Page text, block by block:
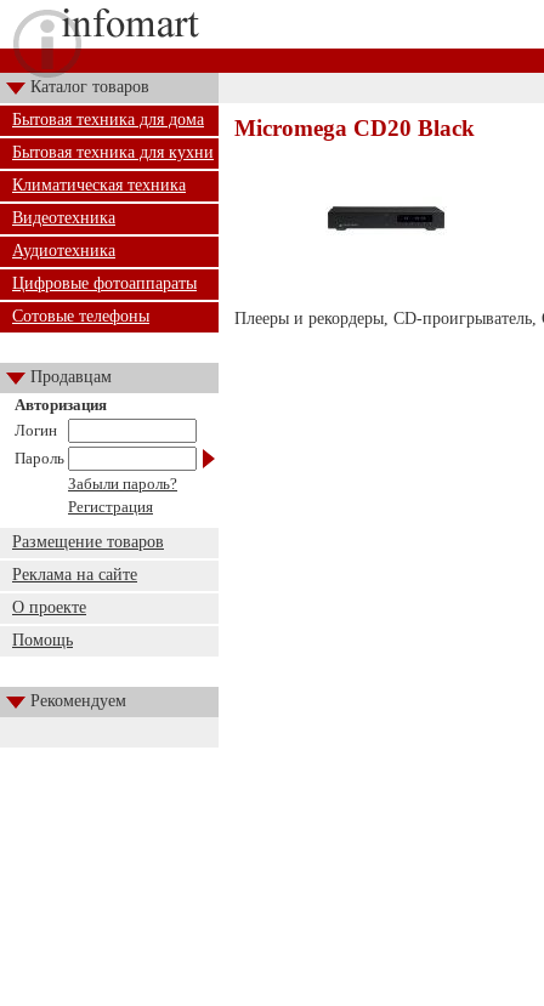
Каталог товаров
Бытовая техника для дома
Бытовая техника для кухни
Климатическая техника
Видеотехника
Аудиотехника
Цифровые фотоаппараты
Сотовые телефоны
Продавцам
Авторизация
Логин
Пароль
Забыли пароль?
Регистрация
Размещение товаров
Реклама на сайте
О проекте
Помощь
Рекомендуем
Micromega CD20 Black
Плееры и рекордеры, CD-